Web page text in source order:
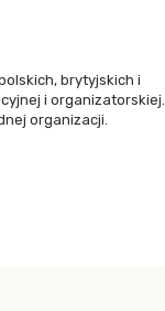
brytyjskich i
i organizatorskiej.
organizacji.